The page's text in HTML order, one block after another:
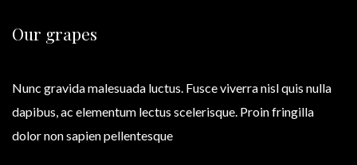
Our grapes
Nunc gravida malesuada luctus. Fusce viverra nisl quis nulla
dapibus, ac elementum lectus scelerisque. Proin fringilla
dolor non sapien pellentesque